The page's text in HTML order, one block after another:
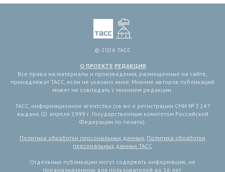
© 2026 ТАСС
О ПРОЕКТЕ РЕДАКЦИЯ
Все права на материалы и произведения, размещенные на сайте,
принадлежат ТАСС, если не указано иное. Мнение авторов публикаций
может не совпадать с мнением редакции.
ТАСС, информационное агентство (св-во о регистрации СМИ № 3 247
выдано 02 апреля 1999 г. Государственным комитетом Российской
Федерации по печати).
Политика обработки персональных данных, Политика обработки
персональных данных ТАСС
Отдельные публикации могут содержать информацию, не
предназначенную для пользователей до 16 лет.